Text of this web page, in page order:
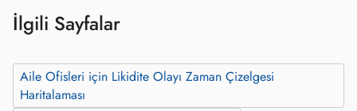
İlgili Sayfalar
Aile Ofisleri için Likidite Olayı Zaman Çizelgesi
Haritalaması